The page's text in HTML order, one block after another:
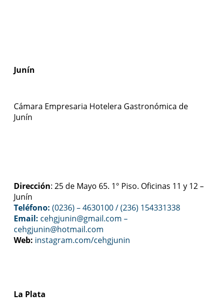
Junín
Cámara Empresaria Hotelera Gastronómica de
Junín
Dirección: 25 de Mayo 65. 1° Piso. Oficinas 11 y 12 –
Junín
Teléfono: (0236) – 4630100/ (236) 154331338
Email: cehgjunin@gmail.com –
cehgjunin@hotmail.com
Web: instagram.com/cehgjunin
La Plata